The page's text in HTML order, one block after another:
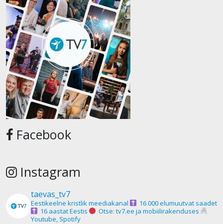
Facebook
Instagram
taevas_tv7
Eestikeelne kristlik meediakanal
16 000 elumuutvat saadet
16 aastat Eestis
Otse: tv7.ee ja mobiilirakenduses
Youtube, Spotify